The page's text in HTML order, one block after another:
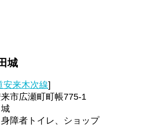
城
安来木次線]
市広瀬町町帳775-1
障者トイレ、ショップ